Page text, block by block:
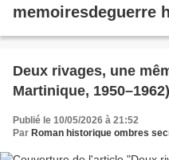
memoiresdeguerre
Deux rivages, une
Martinique, 1950–1962)
Publié le 10/05/2026 à 21:52
Par Roman historique ombres